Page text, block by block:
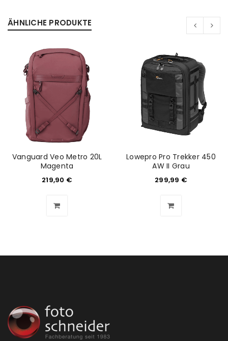
E-Mail-Adresse *
Ein Link zum Erstellen eines neuen Passworts wird an
deine E-Mail-Adresse gesendet.
NEWSLETTER ABONNIEREN
Please select all the ways you would like to hear from
Ich stimme zu
ÄHNLICHE PRODUKTE
Vanguard Veo Metro 20L
Magenta
219,90 €
Lowepro Pro Trekker 450
AW II Grau
299,99 €